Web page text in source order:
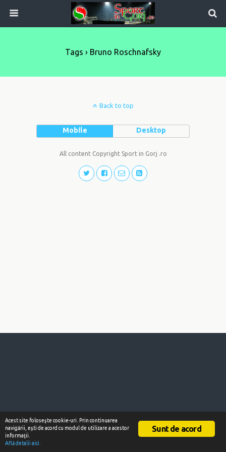
Tags › Bruno Roschnafsky
Back to top
Mobile Desktop
All content Copyright Sport in Gorj .ro
Sunt de acord
Acest site foloseşte cookie-uri. Prin continuarea
navigării, eşti de acord cu modul de utilizare a acestor
informaţii.
Află detalii aici.